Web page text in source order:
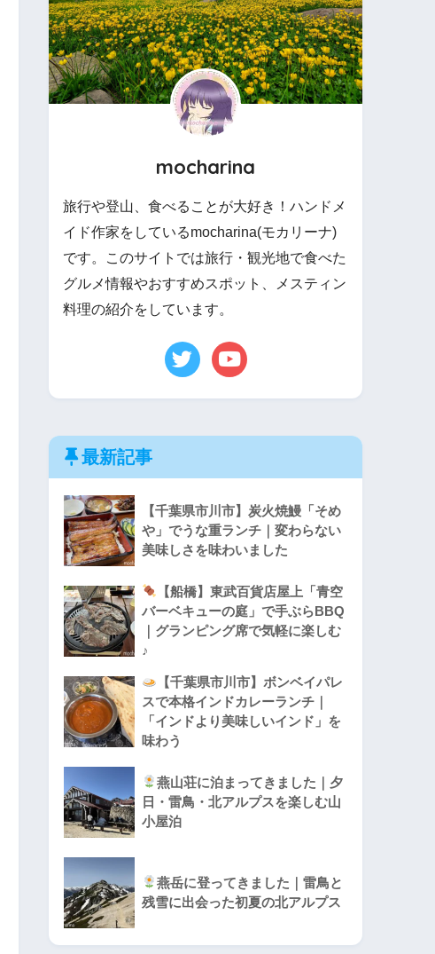
mocharina
旅行や登山、食べることが大好き！ハンドメ
イド作家をしているmocharina(モカリーナ)
です。このサイトでは旅行・観光地で食べた
グルメ情報やおすすめスポット、メスティン
料理の紹介をしています。
最新記事
【千葉県市川市】炭火焼鰻「そめ
や」でうな重ランチ｜変わらない
美味しさを味わいました
【船橋】東武百貨店屋上「青空
バーベキューの庭」で手ぶらBBQ
｜グランピング席で気軽に楽しむ
♪
【千葉県市川市】ボンベイパレ
スで本格インドカレーランチ｜
「インドより美味しいインド」を
味わう
燕山荘に泊まってきました｜夕
日・雷鳥・北アルプスを楽しむ山
小屋泊
燕岳に登ってきました｜雷鳥と
残雪に出会った初夏の北アルプス